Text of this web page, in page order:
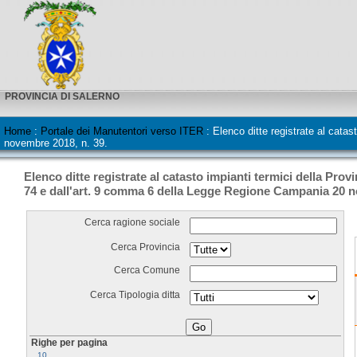
PROVINCIA DI SALERNO
Home : Portale dei Manutentori verso ITER : Elenco ditte registrate al
novembre 2018, n. 39.
Elenco ditte registrate al catasto impianti termici della
74 e dall'art. 9 comma 6 della Legge Regione Campania 20
Cerca ragione sociale
Cerca Provincia
Cerca Comune
Cerca Tipologia ditta
Righe per pagina
10